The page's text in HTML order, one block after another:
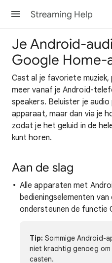
Streaming Help
Je Android-
Google Home-
Cast al je favoriete
meer vanaf je Android-
speakers. Beluister je
apparaat, maar dan via je
zodat je het geluid in de
kunt horen.
Aan de slag
Alle apparaten met
bedieningselementen
ondersteunen de functie
Tip: Sommige Android-
niet krachtig genoeg
casten.